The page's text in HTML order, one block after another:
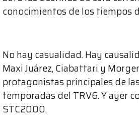
conocimientos de los tiempos
No hay casualidad. Hay
Maxi Juárez, Ciabattari y
protagonistas principales de
temporadas del TRV6. Y ayer
STC2000.